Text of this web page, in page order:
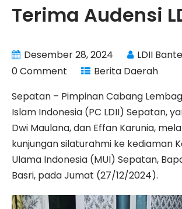
Terima Audensi
Desember 28, 2024
LDII
0 Comment
Berita Daerah
Sepatan – Pimpinan Cabang
Islam Indonesia (PC LDII) Sepatan,
Dwi Maulana, dan Effan Karunia,
kunjungan silaturahmi ke kediaman
Ulama Indonesia (MUI) Sepatan,
Basri, pada Jumat (27/12/2024).